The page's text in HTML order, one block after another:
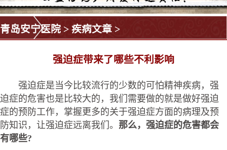
青岛安宁医院 > 疾病文章 >
强迫症带来了哪些不利影响
强迫症是当今比较流行的少数的可怕精神疾病，强
迫症的危害也是比较大的，我们需要做的就是做好强迫
症的预防工作，掌握更多的关于强迫症方面的病理及预
防知识，让强迫症远离我们。 那么，强迫症的危害都会
有哪些?